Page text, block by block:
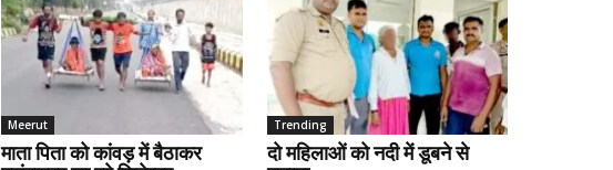
Meerut
माता पिता को कांवड़ में बैठाकर
Trending
दो महिलाओं को नदी में डूबने से